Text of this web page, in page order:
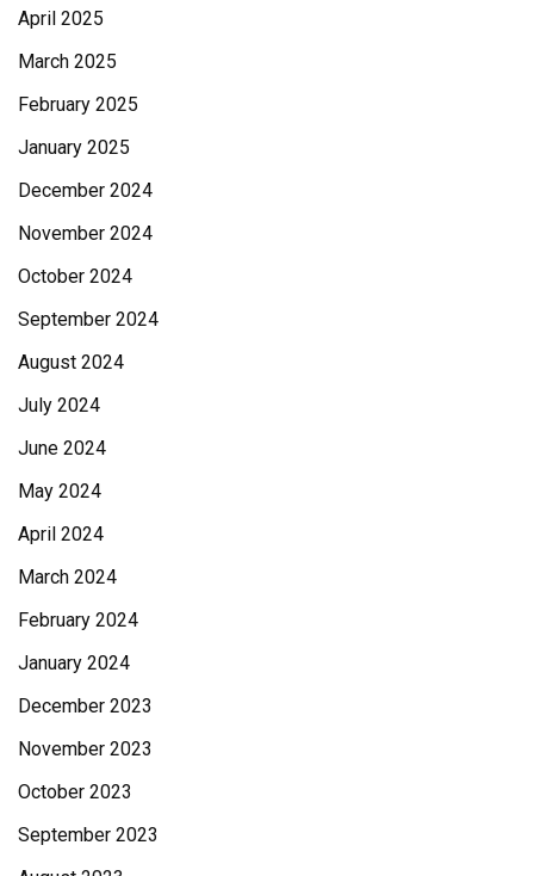
April 2025
March 2025
February 2025
January 2025
December 2024
November 2024
October 2024
September 2024
August 2024
July 2024
June 2024
May 2024
April 2024
March 2024
February 2024
January 2024
December 2023
November 2023
October 2023
September 2023